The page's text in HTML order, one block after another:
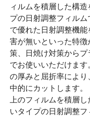
ィルムを積層した構
プの日射調整フィル
で優れた日射調整機
害が無いといった特
策、日焼け対策から
でお使いいただけま
の厚みと屈折率によ
中的にカットします
上のフィルムを積層
いタイプの日射調整